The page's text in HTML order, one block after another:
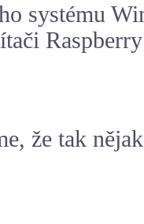
systému
že tak